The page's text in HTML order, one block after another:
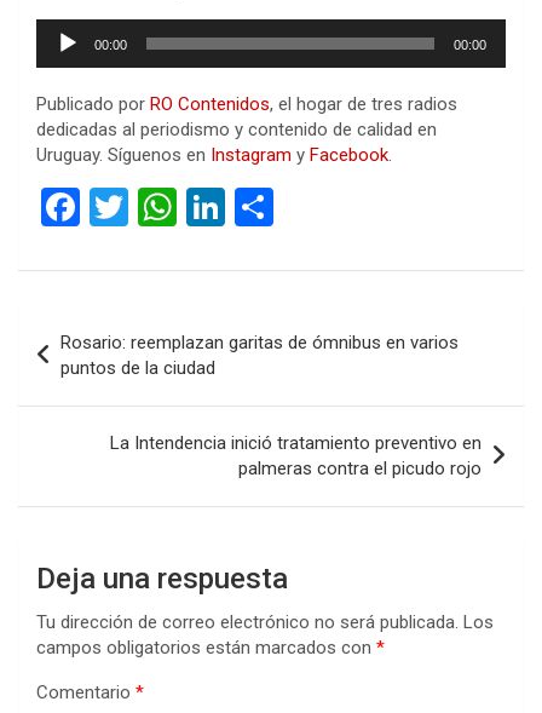
Reproductor
00:00 00:00
Publicado por RO Contenidos, el hogar de tres radios
dedicadas al periodismo y contenido de calidad en
Uruguay. Síguenos en Instagram y Facebook
F
ce
o
o
T
tt
W
at
A
p
p
Li
ke
n
m
ar
tir
de
entradas
Rosario: reemplazan garitas de ómnibus en varios
puntos de la ciudad
La Intendencia inició tratamiento preventivo en
palmeras contra el picudo rojo
Deja una respuesta
Tu dirección de correo electrónico no será publicada. Los
campos obligatorios están marcados con *
Comentario *